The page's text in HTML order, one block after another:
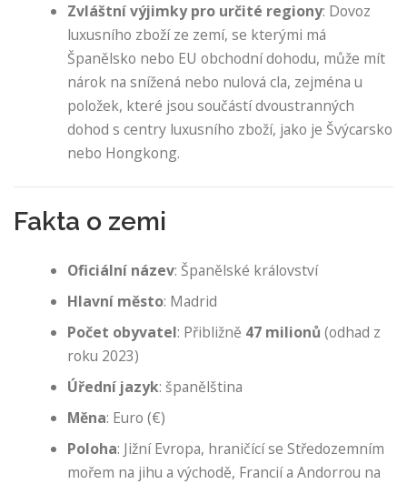
Zvláštní výjimky pro určité regiony: Dovoz
luxusního zboží ze zemí, se kterými má
Španělsko nebo EU obchodní dohodu, může mít
nárok na snížená nebo nulová cla, zejména u
položek, které jsou součástí dvoustranných
dohod s centry luxusního zboží, jako je Švýcarsko
nebo Hongkong.
Fakta o zemi
Oficiální název: Španělské království
Hlavní město: Madrid
Počet obyvatel: Přibližně 47 milionů (odhad z
roku 2023)
Úřední jazyk: španělština
Měna: Euro (€)
Poloha: Jižní Evropa, hraničící se Středozemním
mořem na jihu a východě, Francií a Andorrou na